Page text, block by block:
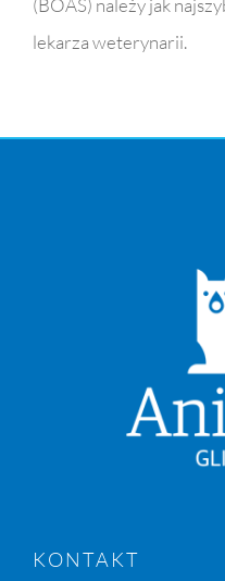
(BOAS) należy jak
lekarza weterynarii.
KONTAKT